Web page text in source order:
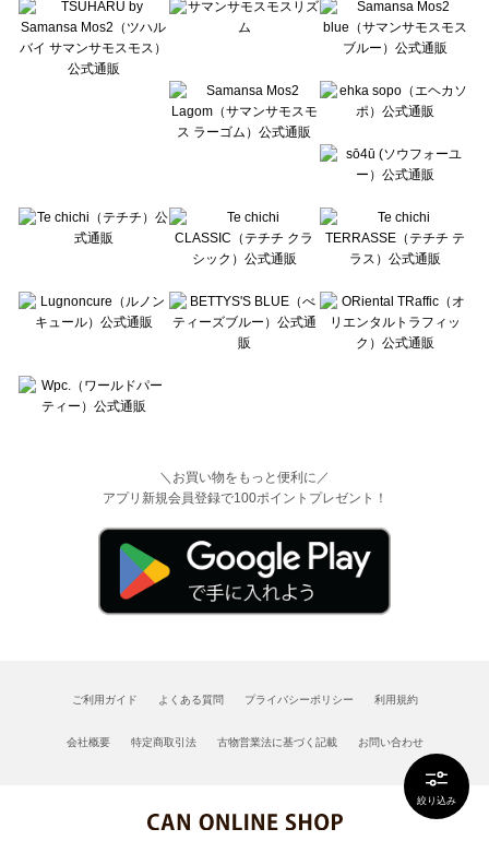
絞り込み
Lugnoncure（ルノンキュール）の雑貨一覧
BETTY'S BLUE（べティーズブルー）の雑貨一覧
Wpc.（ワールドパーティー）の雑貨一覧
＼お買い物をもっと便利に／
アプリ新規会員登録で100ポイントプレゼント！
ご利用ガイド よくある質問 プライバシーポリシー 利用規約
会社概要 特定商取引法 古物営業法に基づく記載 お問い合わせ